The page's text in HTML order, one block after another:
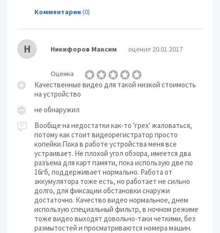
Комментарии (0)
Н Никифоров Максим оценил 20.01.2017
Оценка
Качественные видео для такой низкой стоимость
на устройство
не обнаружил
Вообще на недостатки как-то 'грех' жаловаться,
потому как стоит видеорегистратор просто
копейки.Пока в работе устройства меня все
устраивает. Не плохой угол обзора, имеется два
разъема для карт памяти, пока использую две по
16гб, поддерживает нормально. Работа от
аккумулятора тоже есть, но работает не сильно
долго, для фиксации обстановки снаружи
достаточно. Качество видео нормальное, днем
использую специальный фильтр, в ночном режиме
тоже видео выходят довольно-таки четкими, без
размытостей и просматриваются номера машин.